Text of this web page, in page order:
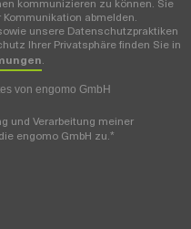
kommunizieren zu können. Sie
abmelden.
unsere Datenschutzpraktiken
Ihrer Privatsphäre finden Sie in
.
von engomo GmbH
und Verarbeitung meiner
engomo GmbH zu.*